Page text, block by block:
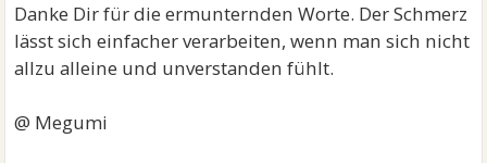
Danke Dir für die ermunternden Worte. Der Schmerz
lässt sich einfacher verarbeiten, wenn man sich nicht
allzu alleine und unverstanden fühlt.
@ Megumi